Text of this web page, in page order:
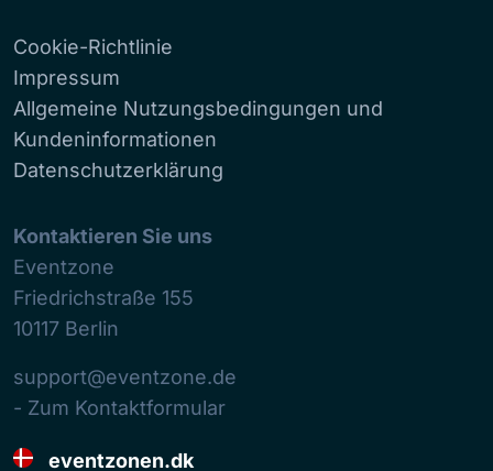
Cookie-Richtlinie
Impressum
Allgemeine Nutzungsbedingungen und
Kundeninformationen
Datenschutzerklärung
Kontaktieren Sie uns
Eventzone
Friedrichstraße 155
10117 Berlin
support@eventzone.de
- Zum Kontaktformular
eventzonen.dk